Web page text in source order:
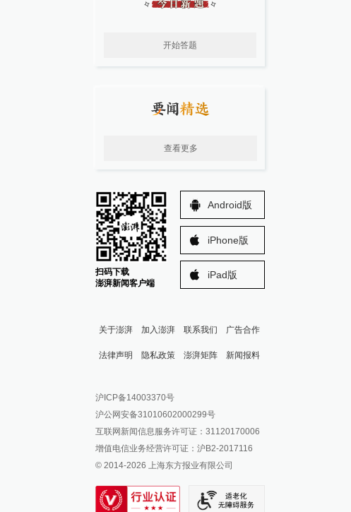
开始答题
查看更多
扫码下载
澎湃新闻客户端
Android版
iPhone版
iPad版
关于澎湃 加入澎湃 联系我们 广告合作
法律声明 隐私政策 澎湃矩阵
澎湃新闻公众号
澎湃新闻抖音号
派生万物开放平台
IP SHANGHAI
SIXTH TONE
新闻报料
报料邮箱: news@thepaper.cn
沪ICP备14003370号
沪公网安备31010602000299号
互联网新闻信息服务许可证：31120170006
增值电信业务经营许可证：沪B2-2017116
© 2014-2026 上海东方报业有限公司